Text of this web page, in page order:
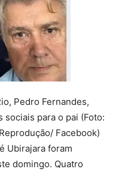
Pedro Fernandes,
para o pai (Foto:
Facebook)
Ubirajara foram
domingo. Quatro